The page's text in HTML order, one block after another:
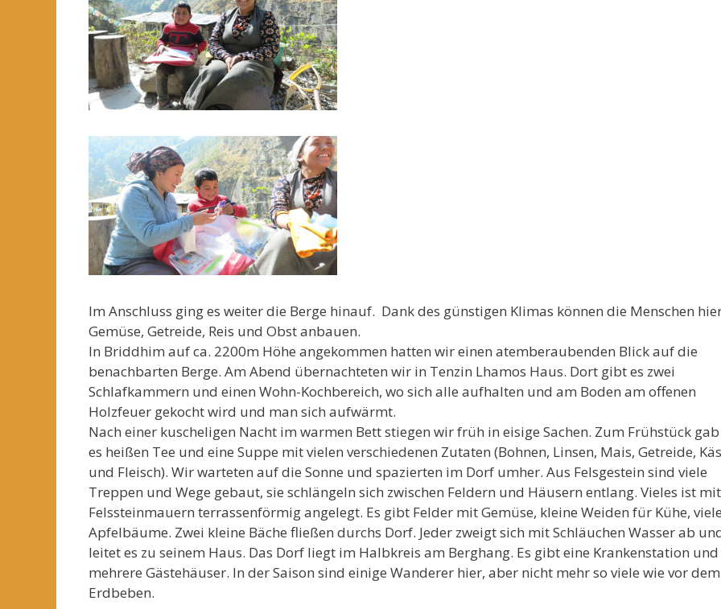
Im Anschluss ging es weiter die Berge hinauf. Dank des günstigen Klimas können die Menschen
Gemüse, Getreide, Reis und Obst anbauen.
In Briddhim auf ca. 2200m Höhe angekommen hatten wir einen atemberaubenden Blick auf die
benachbarten Berge. Am Abend übernachteten wir in Tenzin Lhamos Haus. Dort gibt es zwei
Schlafkammern und einen Wohn-Kochbereich, wo sich alle aufhalten und am Boden am offenen
Holzfeuer gekocht wird und man sich aufwärmt.
Nach einer kuscheligen Nacht im warmen Bett stiegen wir früh in eisige Sachen. Zum Frühstück gab
es heißen Tee und eine Suppe mit vielen verschiedenen Zutaten (Bohnen, Linsen, Mais, Getreide,
und Fleisch). Wir warteten auf die Sonne und spazierten im Dorf umher. Aus Felsgestein sind viele
Treppen und Wege gebaut, sie schlängeln sich zwischen Feldern und Häusern entlang. Vieles ist mit
Felssteinmauern terrassenförmig angelegt. Es gibt Felder mit Gemüse, kleine Weiden für Kühe,
Apfelbäume. Zwei kleine Bäche fließen durchs Dorf. Jeder zweigt sich mit Schläuchen Wasser ab
leitet es zu seinem Haus. Das Dorf liegt im Halbkreis am Berghang. Es gibt eine Krankenstation und
mehrere Gästehäuser. In der Saison sind einige Wanderer hier, aber nicht mehr so viele wie vor dem
Erdbeben.